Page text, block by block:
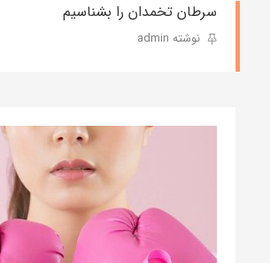
سرطان تخمدان را بشناسیم
نوشته admin